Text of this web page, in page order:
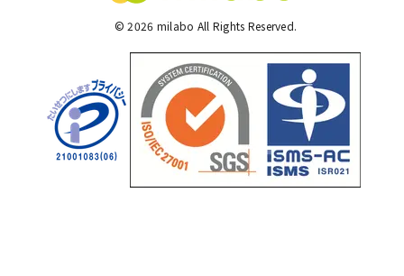
©2026 milabo All Rights Reserved.